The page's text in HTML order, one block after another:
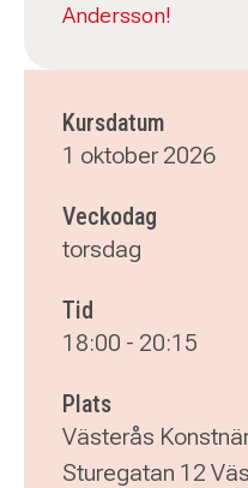
Andersson!
Kursdatum
1 oktober 2026
Veckodag
torsdag
Tid
18:00 - 20:15
Plats
Västerås
Sturegatan 12